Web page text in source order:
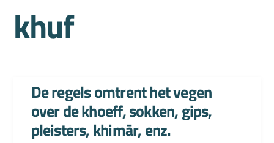
khuf
De regels omtrent het vegen
over de khoeff, sokken, gips,
pleisters, khimār, enz.